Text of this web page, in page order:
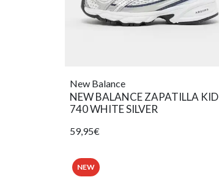
New Balance
NEW BALANCE ZAPATILLA KID
740 WHITE SILVER
59,95€
NEW